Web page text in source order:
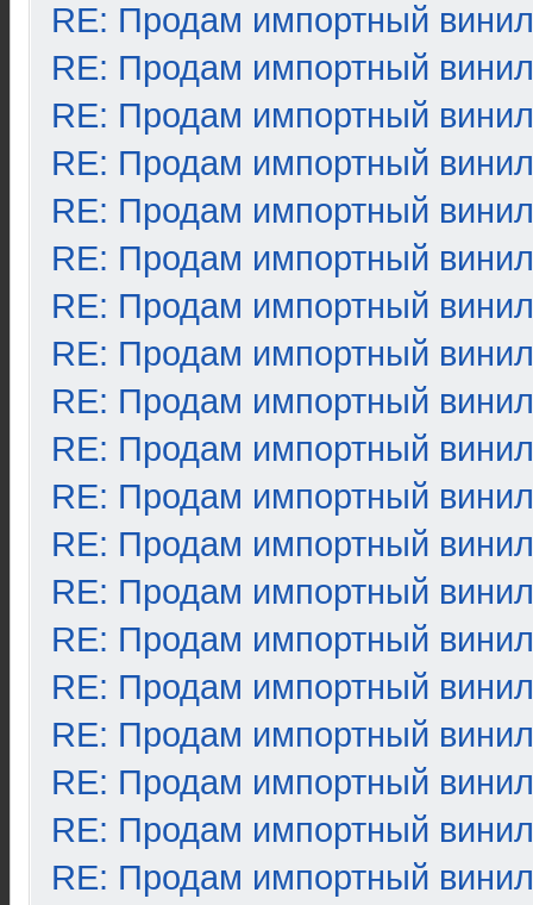
RE: Продам импортный винил
RE: Продам импортный винил
RE: Продам импортный винил
RE: Продам импортный винил
RE: Продам импортный винил
RE: Продам импортный винил
RE: Продам импортный винил
RE: Продам импортный винил
RE: Продам импортный винил
RE: Продам импортный винил
RE: Продам импортный винил
RE: Продам импортный винил
RE: Продам импортный винил
RE: Продам импортный винил
RE: Продам импортный винил
RE: Продам импортный винил
RE: Продам импортный винил
RE: Продам импортный винил
RE: Продам импортный винил